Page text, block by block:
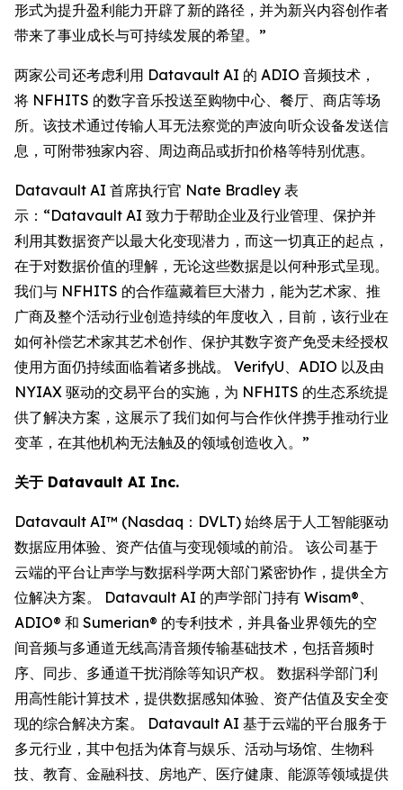
形式为提升盈利能力开辟了新的路径，并为新兴内容创作者
带来了事业成长与可持续发展的希望。”
两家公司还考虑利用 Datavault AI 的 ADIO 音频技术，
将 NFHITS 的数字音乐投送至购物中心、餐厅、商店等场
所。该技术通过传输人耳无法察觉的声波向听众设备发送信
息，可附带独家内容、周边商品或折扣价格等特别优惠。
Datavault AI 首席执行官 Nate Bradley 表
示：“Datavault AI 致力于帮助企业及行业管理、保护并
利用其数据资产以最大化变现潜力，而这一切真正的起点，
在于对数据价值的理解，无论这些数据是以何种形式呈现。
我们与 NFHITS 的合作蕴藏着巨大潜力，能为艺术家、推
广商及整个活动行业创造持续的年度收入，目前，该行业在
如何补偿艺术家其艺术创作、保护其数字资产免受未经授权
使用方面仍持续面临着诸多挑战。 VerifyU、ADIO 以及由
NYIAX 驱动的交易平台的实施，为 NFHITS 的生态系统提
供了解决方案，这展示了我们如何与合作伙伴携手推动行业
变革，在其他机构无法触及的领域创造收入。”
关于 Datavault AI Inc.
Datavault AI™ (Nasdaq：DVLT) 始终居于人工智能驱动
数据应用体验、资产估值与变现领域的前沿。 该公司基于
云端的平台让声学与数据科学两大部门紧密协作，提供全方
位解决方案。 Datavault AI 的声学部门持有 Wisam®、
ADIO® 和 Sumerian® 的专利技术，并具备业界领先的空
间音频与多通道无线高清音频传输基础技术，包括音频时
序、同步、多通道干扰消除等知识产权。 数据科学部门利
用高性能计算技术，提供数据感知体验、资产估值及安全变
现的综合解决方案。 Datavault AI 基于云端的平台服务于
多元行业，其中包括为体育与娱乐、活动与场馆、生物科
技、教育、金融科技、房地产、医疗健康、能源等领域提供